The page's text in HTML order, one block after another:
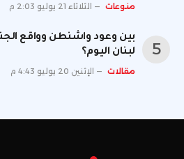
منوعات الثلاثاء 21 يوليو 2:03 م
بين وعود واشنطن وواقع
لبنان اليوم؟
مقالات الإثنين 20 يوليو 4:43 م